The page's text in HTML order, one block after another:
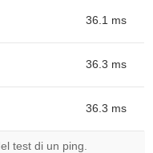
36.1 ms
36.3 ms
36.3 ms
test di un ping.